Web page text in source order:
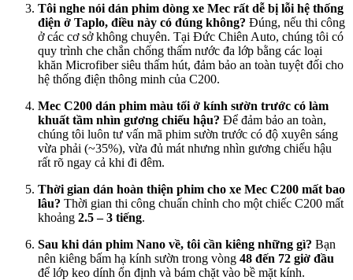
Tôi nghe nói dán phim dòng xe Mec rất dễ bị lỗi hệ thống
điện ở Taplo, điều này có đúng không? Đúng, nếu thi công
ở các cơ sở không chuyên. Tại Đức Chiên Auto, chúng tôi có
quy trình che chắn chống thấm nước đa lớp bằng các loại
khăn Microfiber siêu thấm hút, đảm bảo an toàn tuyệt đối cho
hệ thống điện thông minh của C200.
Mec C200 dán phim màu tối ở kính sườn trước có làm
khuất tầm nhìn gương chiếu hậu? Để đảm bảo an toàn,
chúng tôi luôn tư vấn mã phim sườn trước có độ xuyên sáng
vừa phải (~35%), vừa đủ mát nhưng nhìn gương chiếu hậu
rất rõ ngay cả khi đi đêm.
Thời gian dán hoàn thiện phim cho xe Mec C200 mất bao
lâu? Thời gian thi công chuẩn chỉnh cho một chiếc C200 mất
khoảng 2.5 – 3 tiếng.
Sau khi dán phim Nano về, tôi cần kiêng những gì? Bạn
nên kiêng bấm hạ kính sườn trong vòng 48 đến 72 giờ đầu
để lớp keo dính ổn định và bám chặt vào bề mặt kính.